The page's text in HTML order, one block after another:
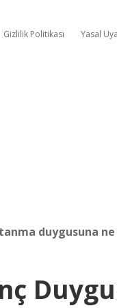
Gizlilik Politikası Yasal
duygusuna